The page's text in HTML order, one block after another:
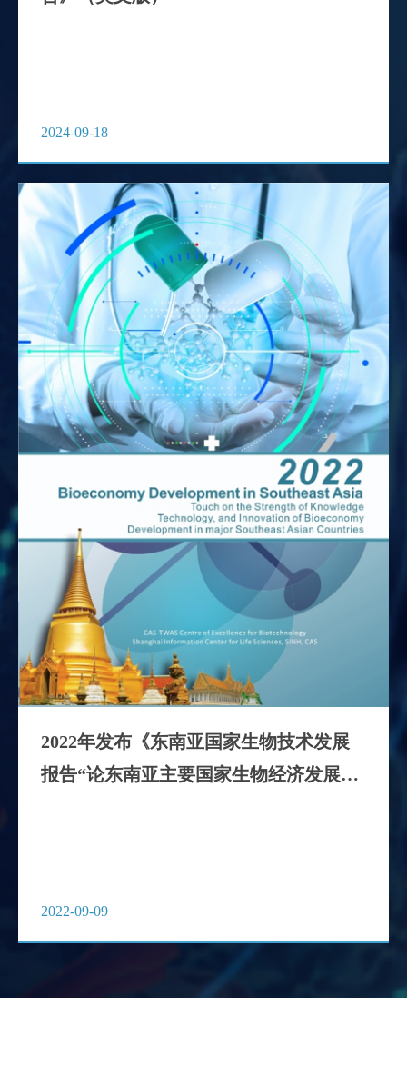
2024-09-18
2022年发布《东南亚国家生物技术发展
报告“论东南亚主要国家生物经济发展的
2022-09-09